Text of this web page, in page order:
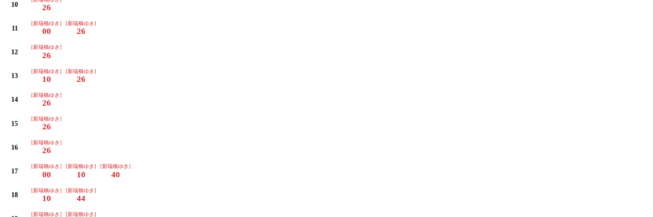
10 26
11
[新瑞橋ゆき]
00
[新瑞橋ゆき]
26
12
[新瑞橋ゆき]
26
13
[新瑞橋ゆき]
10
[新瑞橋ゆき]
26
14
[新瑞橋ゆき]
26
15
[新瑞橋ゆき]
26
16
[新瑞橋ゆき]
26
17
[新瑞橋ゆき]
00
[新瑞橋ゆき]
10
[新瑞橋ゆき]
40
18
[新瑞橋ゆき]
10
[新瑞橋ゆき]
44
[新瑞橋ゆき] [新瑞橋ゆき]